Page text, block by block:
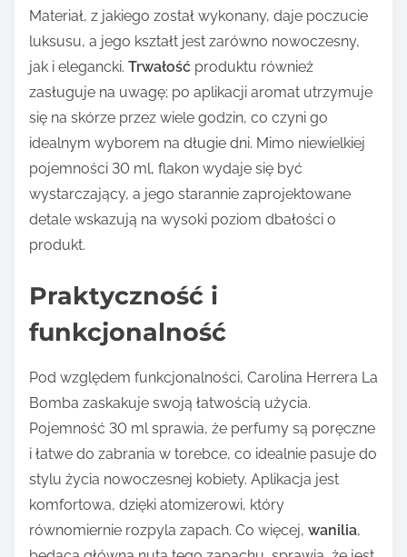
Materiał, z jakiego został wykonany, daje poczucie
luksusu, a jego kształt jest zarówno nowoczesny,
jak i elegancki. Trwałość produktu również
zasługuje na uwagę; po aplikacji aromat utrzymuje
się na skórze przez wiele godzin, co czyni go
idealnym wyborem na długie dni. Mimo niewielkiej
pojemności 30 ml, flakon wydaje się być
wystarczający, a jego starannie zaprojektowane
detale wskazują na wysoki poziom dbałości o
produkt.
Praktyczność i
funkcjonalność
Pod względem funkcjonalności, Carolina Herrera La
Bomba zaskakuje swoją łatwością użycia.
Pojemność 30 ml sprawia, że perfumy są poręczne
i łatwe do zabrania w torebce, co idealnie pasuje do
stylu życia nowoczesnej kobiety. Aplikacja jest
komfortowa, dzięki atomizerowi, który
równomiernie rozpyla zapach. Co więcej, wanilia,